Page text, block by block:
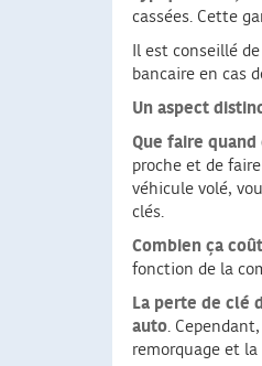
cassées. Cette
Il est conseillé
bancaire en cas
Un aspect
Que faire
proche et de
véhicule volé,
clés.
Combien ça
fonction de la
La perte de clé
auto.
remorquage et